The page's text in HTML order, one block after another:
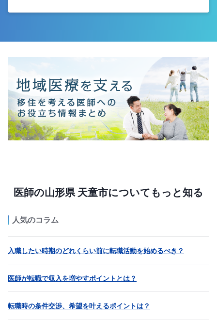
医師の山形県 天童市についてもっと知る
人気のコラム
入職したい時期のどれくらい前に転職活動を始めるべき？
医師が転職で収入を増やすポイントとは？
転職時の条件交渉、希望を叶えるポイントは？